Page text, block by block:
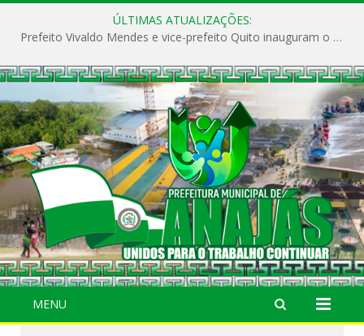
ÚLTIMAS ATUALIZAÇÕES:
Prefeito Vivaldo Mendes e vice-prefeito Quito inauguram o CAPS e fortalecem a saúde pública em Anajás.
MENU